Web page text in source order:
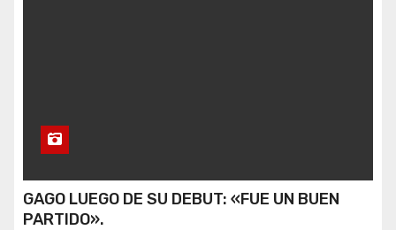
GAGO LUEGO DE SU DEBUT: «FUE UN BUEN
PARTIDO».